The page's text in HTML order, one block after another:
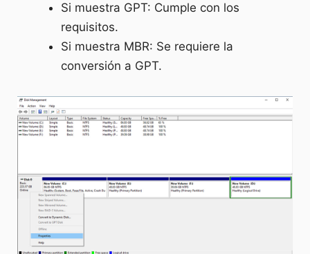
Si muestra GPT: Cumple con los
requisitos.
Si muestra MBR: Se requiere la
conversión a GPT.